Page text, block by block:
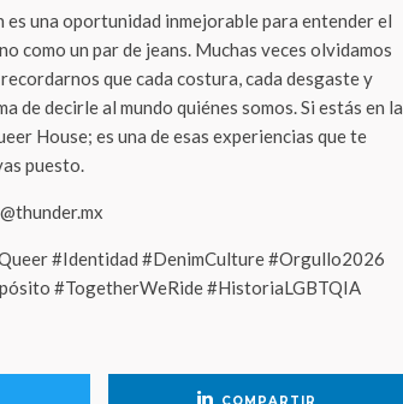
una oportunidad inmejorable para entender el
como un par de jeans. Muchas veces olvidamos
que cada costura, cada desgaste y
de decirle al mundo quiénes somos. Si estás en la
House; es una de esas experiencias que te
puesto.
#Identidad #DenimCulture #Orgullo2026
#TogetherWeRide #HistoriaLGBTQIA
COMPARTIR